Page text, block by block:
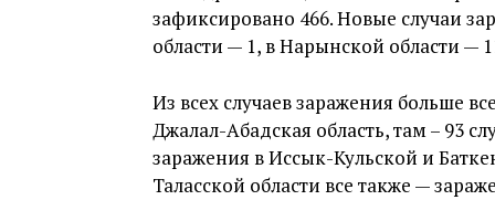
зафиксировано 466. Новые случаи
области — 1, в Нарынской области —
Из всех случаев заражения больше
Джалал-Абадская область, там – 93
заражения в Иссык-Кульской и
Таласской области все также —